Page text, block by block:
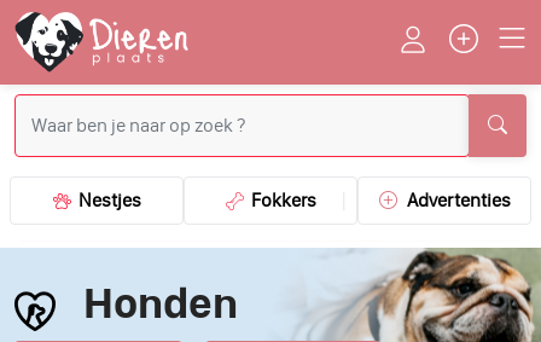
Nestjes Fokkers Advertenties
Honden